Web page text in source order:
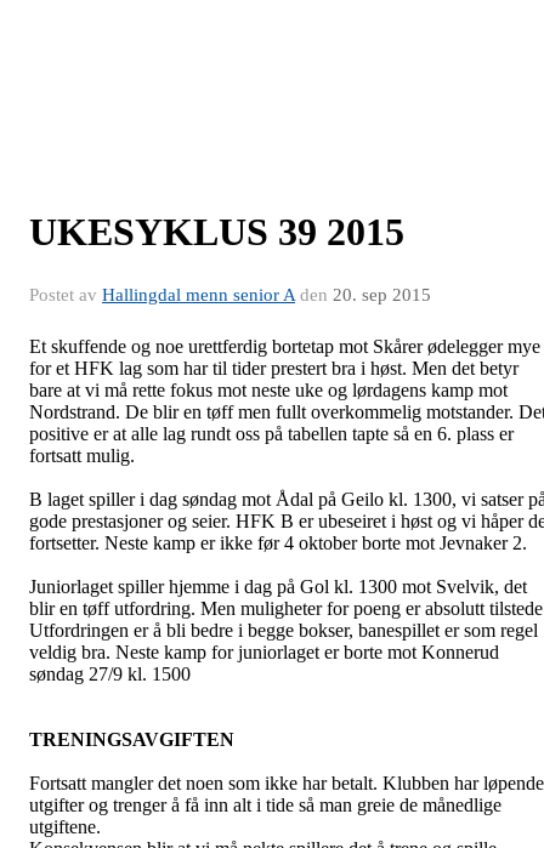
UKESYKLUS 39 2015
Postet av Hallingdal menn senior A den 20. sep 2015
Et skuffende og noe urettferdig bortetap mot Skårer ødelegger mye
for et HFK lag som har til tider prestert bra i høst. Men det betyr
bare at vi må rette fokus mot neste uke og lørdagens kamp mot
Nordstrand. De blir en tøff men fullt overkommelig motstander.
positive er at alle lag rundt oss på tabellen tapte så en 6. plass er
fortsatt mulig.
B laget spiller i dag søndag mot Ådal på Geilo kl. 1300, vi satser
gode prestasjoner og seier. HFK B er ubeseiret i høst og vi håper
fortsetter. Neste kamp er ikke før 4 oktober borte mot Jevnaker 2.
Juniorlaget spiller hjemme i dag på Gol kl. 1300 mot Svelvik, det
blir en tøff utfordring. Men muligheter for poeng er absolutt
Utfordringen er å bli bedre i begge bokser, banespillet er som regel
veldig bra. Neste kamp for juniorlaget er borte mot Konnerud
søndag 27/9 kl. 1500
TRENINGSAVGIFTEN
Fortsatt mangler det noen som ikke har betalt. Klubben har løpende
utgifter og trenger å få inn alt i tide så man greie de månedlige
utgiftene.